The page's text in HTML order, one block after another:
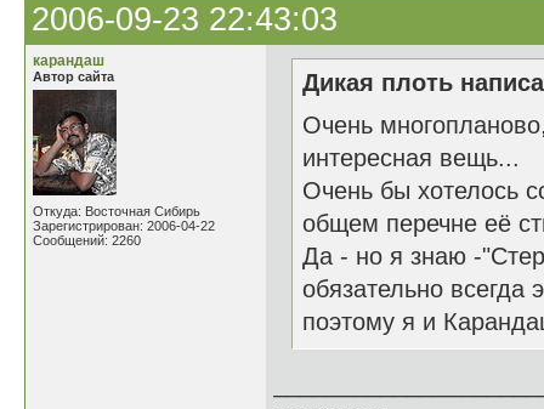
2006-09-23 22:43:03
карандаш
Автор сайта
Откуда: Восточная Сибирь
Зарегистрирован: 2006-04-22
Сообщений: 2260
Дикая плоть
Очень
интересная вещь...
Очень бы хотелось
общем перечне её
Да - но я знаю -
обязательно всегда
поэтому я и